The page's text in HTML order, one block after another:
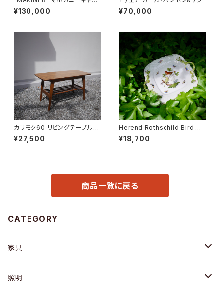
ネット
¥130,000 ¥70,000
カリモク60 リビングテーブル
小
¥27,500
Herend Rothschild Bird ハ
ンドル付ケーキプレート
¥18,700
商品一覧に戻る
CATEGORY
家具
ソファ / ベンチ
照明